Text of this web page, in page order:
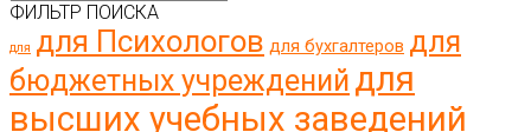
ФИЛЬТР ПОИСКА
для для Психологов для бухгалтеров для
бюджетных учреждений для
высших учебных заведений